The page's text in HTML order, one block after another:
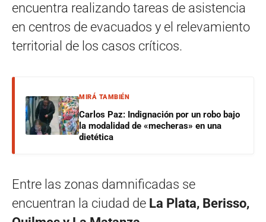
encuentra realizando tareas de asistencia
en centros de evacuados y el relevamiento
territorial de los casos críticos.
MIRÁ TAMBIÉN
Carlos Paz: Indignación por un robo bajo
la modalidad de «mecheras» en una
dietética
Entre las zonas damnificadas se
encuentran la ciudad de La Plata, Berisso,